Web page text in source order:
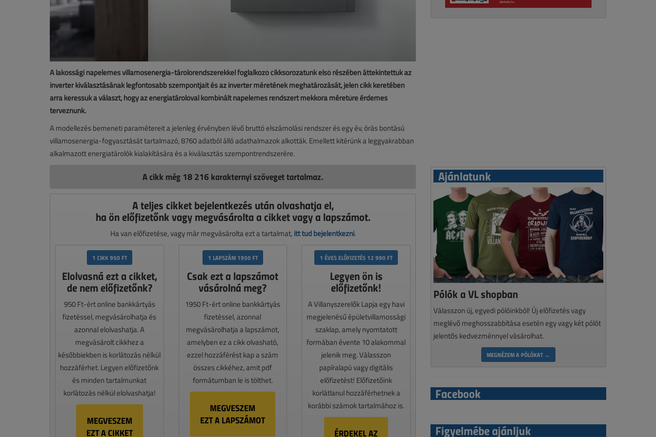
A lakossági napelemes villamosenergia-tárolórendszerekkel foglalkozó cikksorozatunk első részében áttekintettük az
inverter kiválasztásának legfontosabb szempontjait és az inverter méretének meghatározását, jelen cikk keretében
arra keressük a választ, hogy az energiatárolóval kombinált napelemes rendszert mekkora méretűre érdemes
terveznünk.
A modellezés bemeneti paramétereit a jelenleg érvényben lévő bruttó elszámolási rendszer és egy év, órás bontású
villamosenergia-fogyasztását tartalmazó, 8760 adatból álló adathalmazok alkották. Emellett kitérünk a leggyakrabban
alkalmazott energiatárolók kialakítására és a kiválasztás szempontrendszerére.
A cikk még 18 216 karakternyi szöveget tartalmaz.
A teljes cikket bejelentkezés után olvashatja el,
ha ön előfizetőnk vagy megvásárolta a cikket vagy a lapszámot.
Ha van előfizetése, vagy már megvásárolta ezt a tartalmat, itt tud bejelentkezni.
1 CIKK 950 FT
Elolvasná ezt a cikket,
de nem előfizetőnk?
950 Ft-ért online bankkártyás
fizetéssel, megvásárolhatja és
azonnal elolvashatja. A
megvásárolt cikkhez a
későbbiekben is korlátozás nélkül
hozzáférhet. Legyen előfizetőnk
és minden tartalmunkat
korlátozás nélkül elolvashatja!
MEGVESZEM
EZT A CIKKET
1 LAPSZÁM 1950 FT
Csak ezt a lapszámot
vásárolná meg?
1950 Ft-ért online bankkártyás
fizetéssel, azonnal
megvásárolhatja a lapszámot,
amelyben ez a cikk olvasható,
ezzel hozzáférést kap a szám
összes cikkéhez, amit pdf
formátumban le is tölthet.
MEGVESZEM
EZT A LAPSZÁMOT
1 ÉVES ELŐFIZETÉS 12 990 FT
Legyen ön is
előfizetőnk!
A Villanyszerelők Lapja egy havi
megjelenésű épületvillamossági
szaklap, amely nyomtatott
formában évente 10 alakommal
jelenik meg. Válasszon
papíralapú vagy digitális
előfizetést! Előfizetőink
korlátlanul hozzáférhetnek a
korábbi számok tartalmához is.
ÉRDEKEL AZ
Ajánlatunk
Pólók a VL shopban
Válasszon új, egyedi pólóinkból! Új előfizetés vagy
meglévő meghosszabbítása esetén egy vagy két pólót
jelentős kedvezménnyel vásárolhat.
MEGNÉZEM A PÓLÓKAT →
Facebook
Figyelmébe ajánljuk